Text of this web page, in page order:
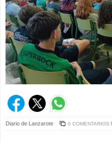
Diario de Lanzarote 0 COMENTARIOS